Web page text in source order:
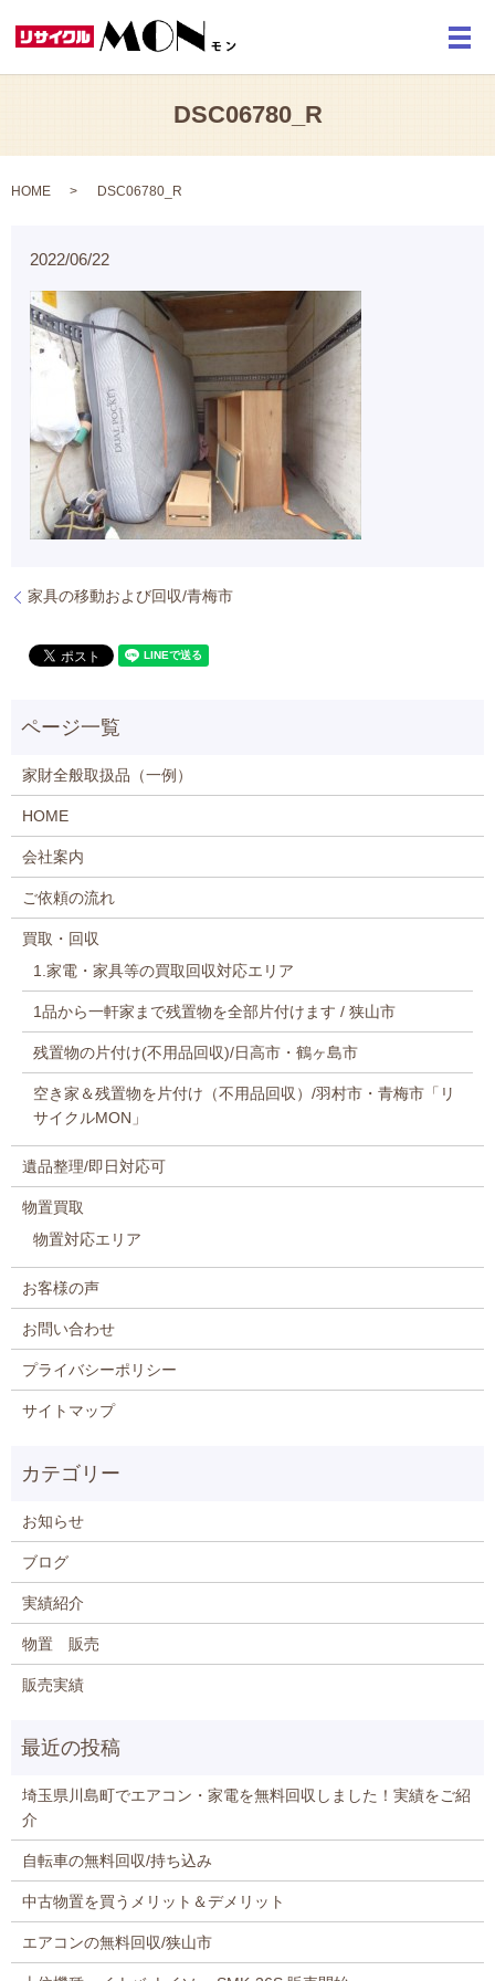
メ
DSC06780_R
HOME DSC06780_R
2022/06/22
家具の移動および回収/青梅市
家財全般取扱品（一例）
HOME
会社案内
ご依頼の流れ
買取・回収
1.家電・家具等の買取回収対応エリア
1品から一軒家まで残置物を全部片付けます / 狭山市
残置物の片付け(不用品回収)/日高市・鶴ヶ島市
空き家＆残置物を片付け（不用品回収）/羽村市・青梅市「リ
サイクルMON」
遺品整理/即日対応可
物置買取
物置対応エリア
お客様の声
お問い合わせ
プライバシーポリシー
サイトマップ
お知らせ
ブログ
実績紹介
物置 販売
販売実績
埼玉県川島町でエアコン・家電を無料回収しました！実績をご紹
介
自転車の無料回収/持ち込み
中古物置を買うメリット＆デメリット
エアコンの無料回収/狭山市